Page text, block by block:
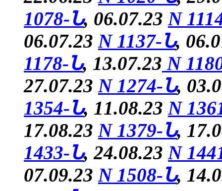
1078-Ն, 06.07.23 N
06.07.23 N 1137-Ն,
1178-Ն, 13.07.23 N
27.07.23 N 1274-Ն,
1354-Ն, 11.08.23 N
17.08.23 N 1379-Ն,
1433-Ն, 24.08.23 N
07.09.23 N 1508-Ն,